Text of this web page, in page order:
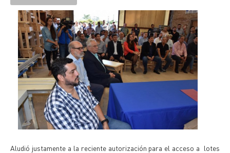
Aludió justamente a la reciente autorización para el acceso a lotes